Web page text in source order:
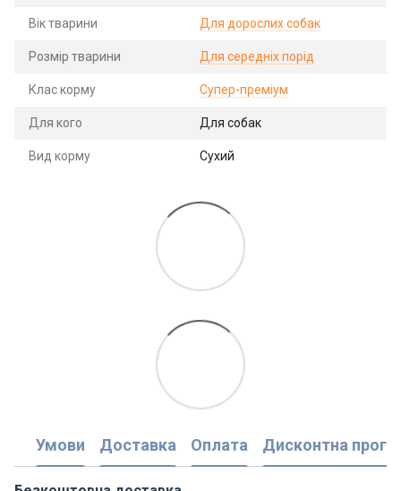
Вік тварини Для дорослих собак
Розмір тварини Для середніх порід
Клас корму Супер-преміум
Для кого Для собак
Вид корму Сухий
Умови Доставка Оплата Дисконтна